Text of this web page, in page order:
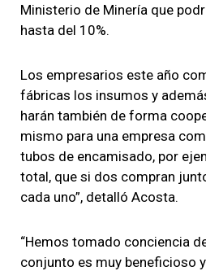
Ministerio de Minería que
hasta del 10%.
Los empresarios este año
fábricas los insumos y
harán también de forma
mismo para una empresa
tubos de encamisado, por
total, que si dos compran
cada uno”, detalló Acosta.
“Hemos tomado conciencia
conjunto es muy beneficioso